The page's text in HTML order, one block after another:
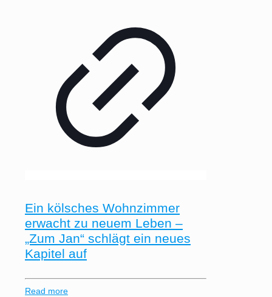
Ein kölsches Wohnzimmer
erwacht zu neuem Leben –
„Zum Jan“ schlägt ein neues
Kapitel auf
Read more